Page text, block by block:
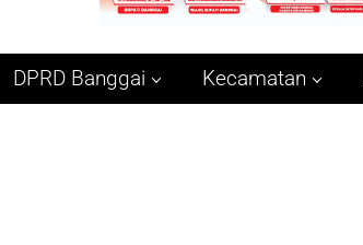
DPRD Banggai Kecamatan